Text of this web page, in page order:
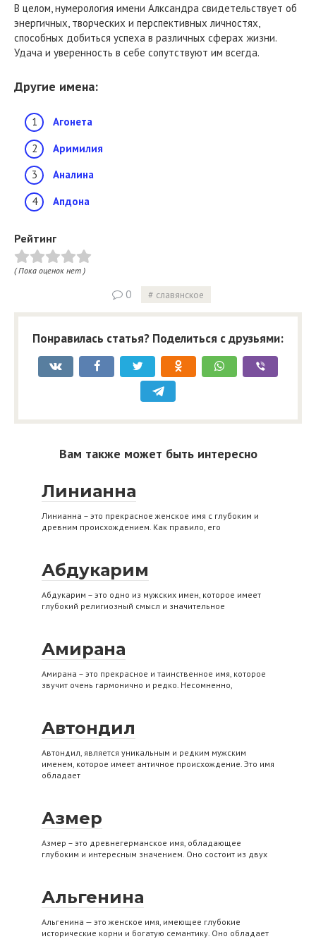
В целом, нумерология имени Алксандра свидетельствует об
энергичных, творческих и перспективных личностях,
способных добиться успеха в различных сферах жизни.
Удача и уверенность в себе сопутствуют им всегда.
Другие имена:
Агонета
Аримилия
Аналина
Апдона
Рейтинг
( Пока оценок нет )
0 славянское
Понравилась статья? Поделиться с друзьями:
Вам также может быть интересно
Линианна
Линианна – это прекрасное женское имя с глубоким и
древним происхождением. Как правило, его
Абдукарим
Абдукарим – это одно из мужских имен, которое имеет
глубокий религиозный смысл и значительное
Амирана
Амирана – это прекрасное и таинственное имя, которое
звучит очень гармонично и редко. Несомненно,
Автондил
Автондил, является уникальным и редким мужским
именем, которое имеет античное происхождение. Это имя
обладает
Азмер
Азмер – это древнегерманское имя, обладающее
глубоким и интересным значением. Оно состоит из двух
Альгенина
Альгенина — это женское имя, имеющее глубокие
исторические корни и богатую семантику. Оно обладает